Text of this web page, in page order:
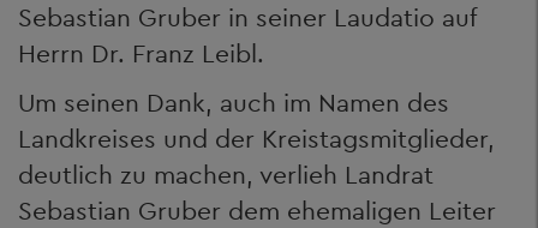
Sebastian Gruber in seiner Laudatio auf
Herrn Dr. Franz Leibl.
Um seinen Dank, auch im Namen des
Landkreises und der Kreistagsmitglieder,
deutlich zu machen, verlieh Landrat
Sebastian Gruber dem ehemaligen Leiter